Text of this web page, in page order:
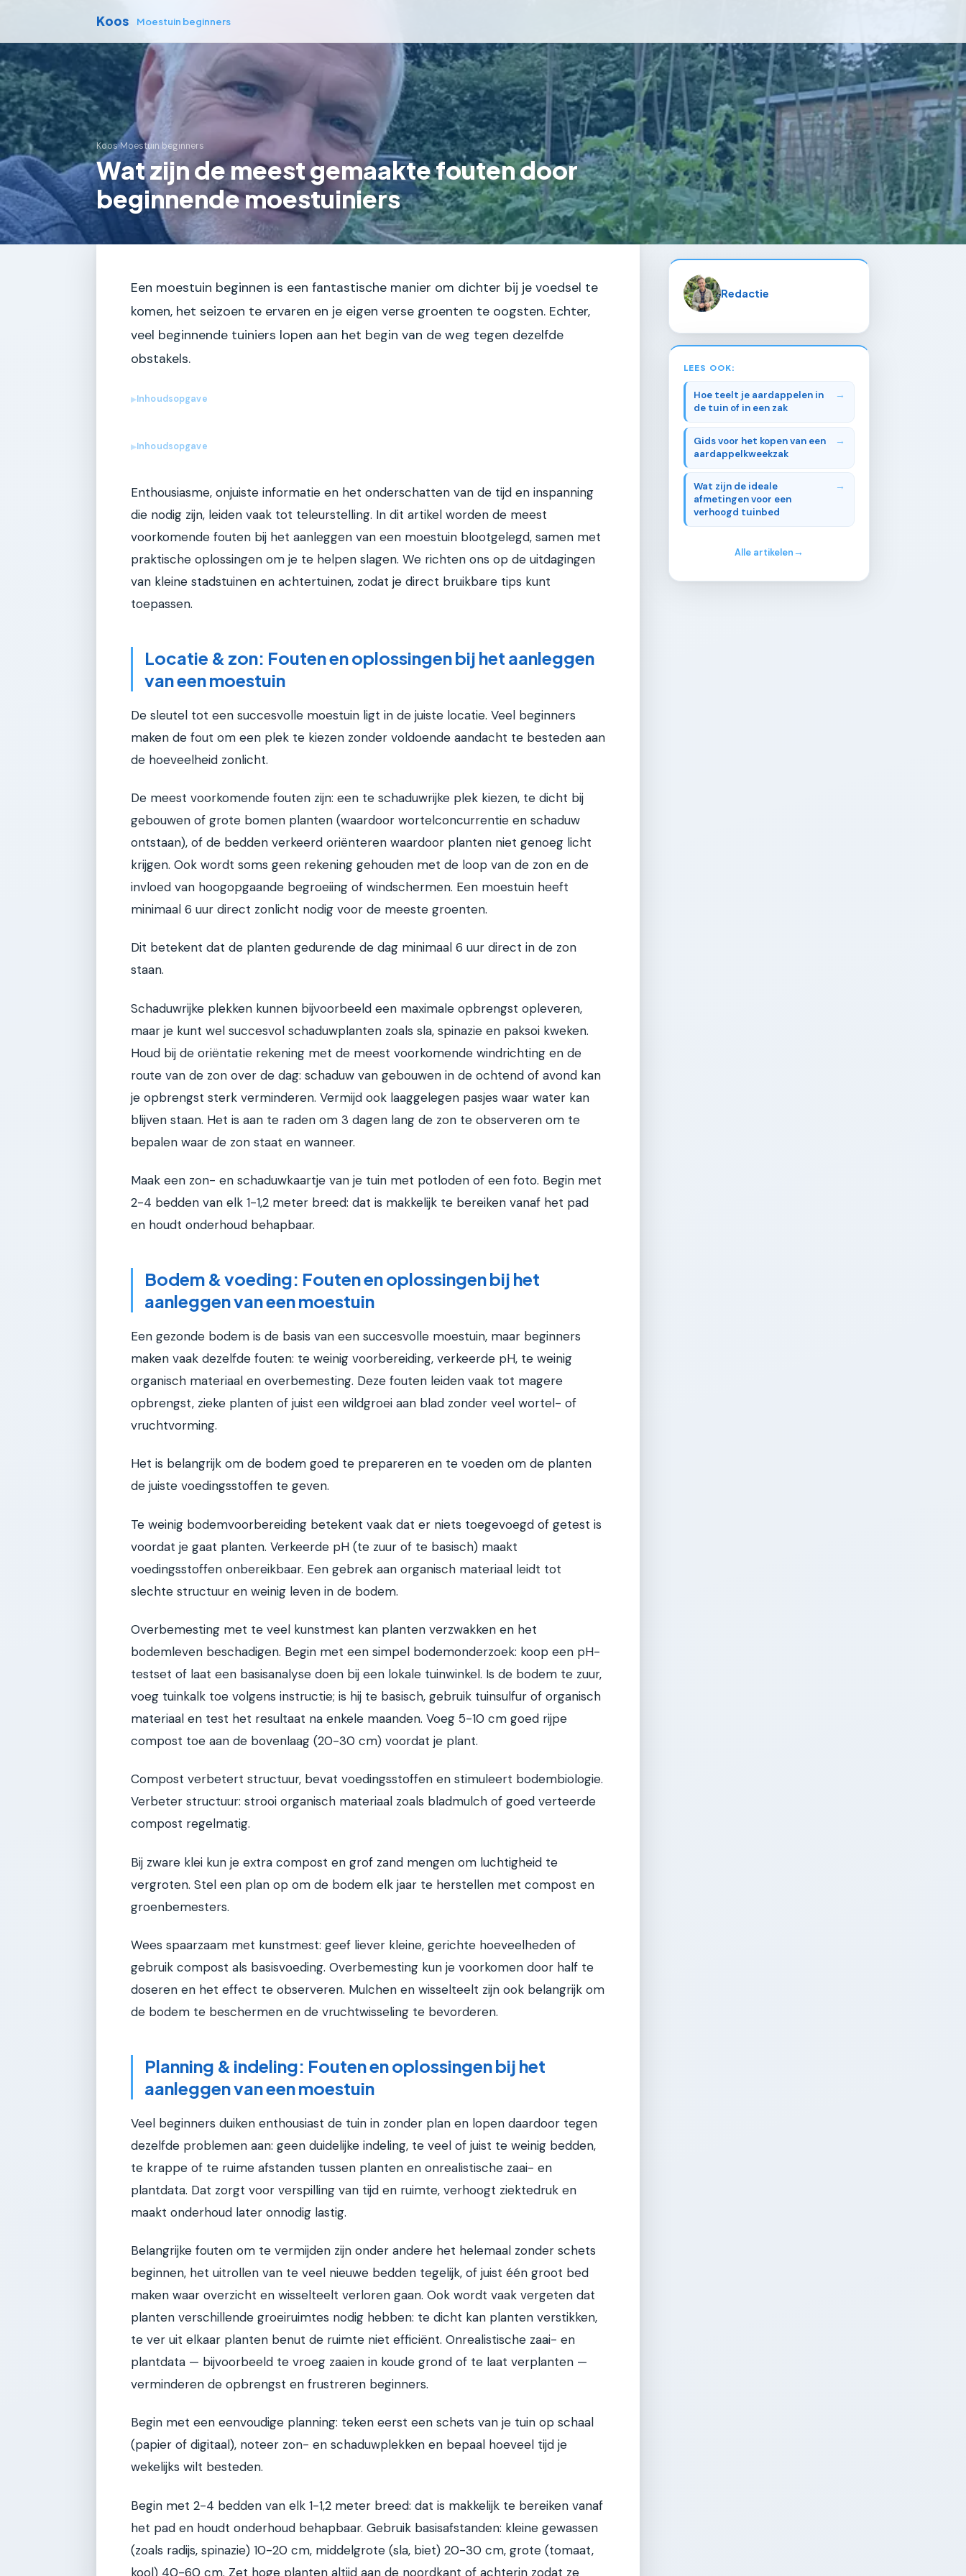
Koos Moestuin beginners
Koos›Moestuin beginners
Wat zijn de meest gemaakte fouten door
beginnende moestuiniers
Een moestuin beginnen is een fantastische manier om dichter bij je voedsel te
komen, het seizoen te ervaren en je eigen verse groenten te oogsten. Echter,
veel beginnende tuiniers lopen aan het begin van de weg tegen dezelfde
obstakels.
▶Inhoudsopgave
▶Inhoudsopgave
Enthousiasme, onjuiste informatie en het onderschatten van de tijd en inspanning
die nodig zijn, leiden vaak tot teleurstelling. In dit artikel worden de meest
voorkomende fouten bij het aanleggen van een moestuin blootgelegd, samen met
praktische oplossingen om je te helpen slagen. We richten ons op de uitdagingen
van kleine stadstuinen en achtertuinen, zodat je direct bruikbare tips kunt
toepassen.
Locatie & zon: Fouten en oplossingen bij het aanleggen
van een moestuin
De sleutel tot een succesvolle moestuin ligt in de juiste locatie. Veel beginners
maken de fout om een plek te kiezen zonder voldoende aandacht te besteden aan
de hoeveelheid zonlicht.
De meest voorkomende fouten zijn: een te schaduwrijke plek kiezen, te dicht bij
gebouwen of grote bomen planten (waardoor wortelconcurrentie en schaduw
ontstaan), of de bedden verkeerd oriënteren waardoor planten niet genoeg licht
krijgen. Ook wordt soms geen rekening gehouden met de loop van de zon en de
invloed van hoogopgaande begroeiing of windschermen. Een moestuin heeft
minimaal 6 uur direct zonlicht nodig voor de meeste groenten.
Dit betekent dat de planten gedurende de dag minimaal 6 uur direct in de zon
staan.
Schaduwrijke plekken kunnen bijvoorbeeld een maximale opbrengst opleveren,
maar je kunt wel succesvol schaduwplanten zoals sla, spinazie en paksoi kweken.
Houd bij de oriëntatie rekening met de meest voorkomende windrichting en de
route van de zon over de dag: schaduw van gebouwen in de ochtend of avond kan
je opbrengst sterk verminderen. Vermijd ook laaggelegen pasjes waar water kan
blijven staan. Het is aan te raden om 3 dagen lang de zon te observeren om te
bepalen waar de zon staat en wanneer.
Maak een zon- en schaduwkaartje van je tuin met potloden of een foto. Begin met
2-4 bedden van elk 1-1,2 meter breed: dat is makkelijk te bereiken vanaf het pad
en houdt onderhoud behapbaar.
Bodem & voeding: Fouten en oplossingen bij het
aanleggen van een moestuin
Een gezonde bodem is de basis van een succesvolle moestuin, maar beginners
maken vaak dezelfde fouten: te weinig voorbereiding, verkeerde pH, te weinig
organisch materiaal en overbemesting. Deze fouten leiden vaak tot magere
opbrengst, zieke planten of juist een wildgroei aan blad zonder veel wortel- of
vruchtvorming.
Het is belangrijk om de bodem goed te prepareren en te voeden om de planten
de juiste voedingsstoffen te geven.
Te weinig bodemvoorbereiding betekent vaak dat er niets toegevoegd of getest is
voordat je gaat planten. Verkeerde pH (te zuur of te basisch) maakt
voedingsstoffen onbereikbaar. Een gebrek aan organisch materiaal leidt tot
slechte structuur en weinig leven in de bodem.
Overbemesting met te veel kunstmest kan planten verzwakken en het
bodemleven beschadigen. Begin met een simpel bodemonderzoek: koop een pH-
testset of laat een basisanalyse doen bij een lokale tuinwinkel. Is de bodem te zuur,
voeg tuinkalk toe volgens instructie; is hij te basisch, gebruik tuinsulfur of organisch
materiaal en test het resultaat na enkele maanden. Voeg 5-10 cm goed rijpe
compost toe aan de bovenlaag (20-30 cm) voordat je plant.
Compost verbetert structuur, bevat voedingsstoffen en stimuleert bodembiologie.
Verbeter structuur: strooi organisch materiaal zoals bladmulch of goed verteerde
compost regelmatig.
Bij zware klei kun je extra compost en grof zand mengen om luchtigheid te
vergroten. Stel een plan op om de bodem elk jaar te herstellen met compost en
groenbemesters.
Wees spaarzaam met kunstmest: geef liever kleine, gerichte hoeveelheden of
gebruik compost als basisvoeding. Overbemesting kun je voorkomen door half te
doseren en het effect te observeren. Mulchen en wisselteelt zijn ook belangrijk om
de bodem te beschermen en de vruchtwisseling te bevorderen.
Planning & indeling: Fouten en oplossingen bij het
aanleggen van een moestuin
Veel beginners duiken enthousiast de tuin in zonder plan en lopen daardoor tegen
dezelfde problemen aan: geen duidelijke indeling, te veel of juist te weinig bedden,
te krappe of te ruime afstanden tussen planten en onrealistische zaai- en
plantdata. Dat zorgt voor verspilling van tijd en ruimte, verhoogt ziektedruk en
maakt onderhoud later onnodig lastig.
Belangrijke fouten om te vermijden zijn onder andere het helemaal zonder schets
beginnen, het uitrollen van te veel nieuwe bedden tegelijk, of juist één groot bed
maken waar overzicht en wisselteelt verloren gaan. Ook wordt vaak vergeten dat
planten verschillende groeiruimtes nodig hebben: te dicht kan planten verstikken,
te ver uit elkaar planten benut de ruimte niet efficiënt. Onrealistische zaai- en
plantdata — bijvoorbeeld te vroeg zaaien in koude grond of te laat verplanten —
verminderen de opbrengst en frustreren beginners.
Begin met een eenvoudige planning: teken eerst een schets van je tuin op schaal
(papier of digitaal), noteer zon- en schaduwplekken en bepaal hoeveel tijd je
wekelijks wilt besteden.
Begin met 2-4 bedden van elk 1-1,2 meter breed: dat is makkelijk te bereiken vanaf
het pad en houdt onderhoud behapbaar. Gebruik basisafstanden: kleine gewassen
(zoals radijs, spinazie) 10-20 cm, middelgrote (sla, biet) 20-30 cm, grote (tomaat,
kool) 40-60 cm. Zet hoge planten altijd aan de noordkant of achterin zodat ze
Redactie
LEES OOK:
Hoe teelt je aardappelen in
de tuin of in een zak
Gids voor het kopen van een
aardappelkweekzak
Wat zijn de ideale
afmetingen voor een
verhoogd tuinbed
Alle artikelen